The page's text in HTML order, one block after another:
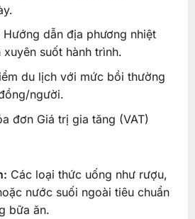
Hướng dẫn địa phương nhiệt
suốt hành trình.
du lịch với mức bồi thường
người.
đơn Giá trị gia tăng (VAT)
Các loại thức uống như rượu,
nước suối ngoài tiêu chuẩn
bữa ăn.